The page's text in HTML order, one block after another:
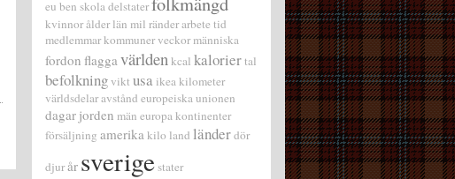
eu ben skoladelstater
kvinnorålder län mil ränderarbete tid
medlemmarkommunerveckor människa
fordon flaggavärldenkcal kaloriertal
befolkningvikt usa ikeakilometer
världsdelaravstånd europeiska unionen
dagar jorden män europakontinenter
försäljning amerikakilo land länderdör
djurår sverigestater